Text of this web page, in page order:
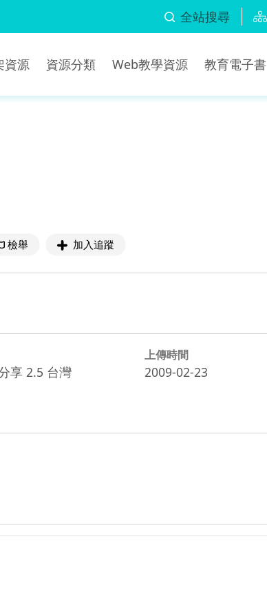
全站搜尋
資源 資源分類 Web教學資源 教育電子書
檢舉 加入追蹤
享 2.5 台灣
上傳時間
2009-02-23